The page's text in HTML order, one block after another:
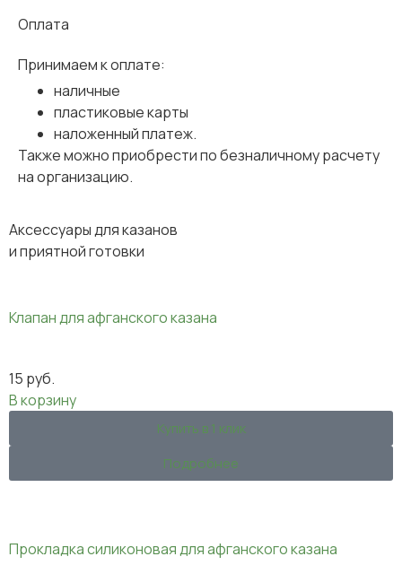
Оплата
Принимаем к оплате:
наличные
пластиковые карты
наложенный платеж.
Также можно приобрести по безналичному расчету
на организацию.
Аксессуары для казанов
и приятной готовки
Клапан для афганского казана
15 руб.
В корзину
Купить в 1 клик
Подробнее
Прокладка силиконовая для афганского казана